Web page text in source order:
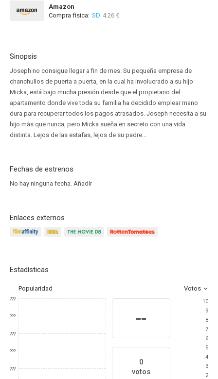
Amazon
Compra física: SD 4.26 €
Sinopsis
Joseph no consigue llegar a fin de mes. Su pequeña empresa de
chanchullos de puerta a puerta, en la cual ha involucrado a su hijo
Micka, está bajo mucha presión desde que el propietario del
apartamento donde vive toda su familia ha decidido emplear mano
dura para recuperar todos los pagos atrasados. Joseph necesita a su
hijo más que nunca, pero Micka sueña en secreto con una vida
distinta. Lejos de las estafas, lejos de su padre...
Fechas de estrenos
No hay ninguna fecha. Añadir
Enlaces externos
Estadísticas
Popularidad Votos
???
???
???
???
???
--
0
votos
10
9
8
7
6
5
4
3
2